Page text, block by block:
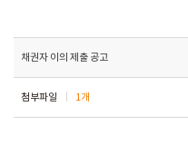
채권자 이의 제출 공고
첨부파일 1개